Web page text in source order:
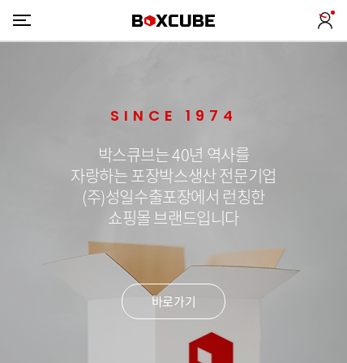
SINCE 1974
박스큐브는 40년 역사를
자랑하는 포장박스생산 전문기업
(주)성일수출포장에서 런칭한
쇼핑몰 브랜드입니다
바로가기